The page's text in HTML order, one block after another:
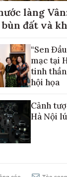
làng
bùn đất và
“Sen
mạc tại
tinh
hội họa
Cảnh
Hà Nội